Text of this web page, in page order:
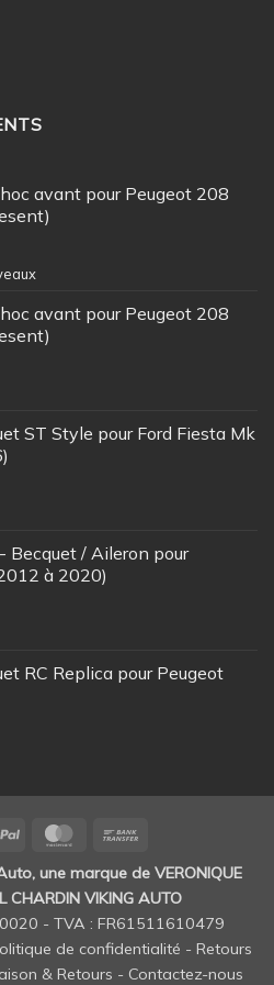
avant pour Peugeot 208
avant pour Peugeot 208
ST Style pour Ford Fiesta Mk
Becquet / Aileron pour
à 2020)
RC Replica pour Peugeot
PayPal MasterCard
une marque de VERONIQUE
CHARDIN VIKING AUTO
- TVA : FR61511610479
de confidentialité - Retours
& Retours - Contactez-nous